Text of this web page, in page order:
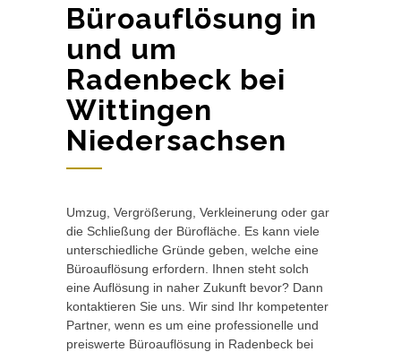
Büroauflösung in
und um
Radenbeck bei
Wittingen
Niedersachsen
Umzug, Vergrößerung, Verkleinerung oder gar
die Schließung der Bürofläche. Es kann viele
unterschiedliche Gründe geben, welche eine
Büroauflösung erfordern. Ihnen steht solch
eine Auflösung in naher Zukunft bevor? Dann
kontaktieren Sie uns. Wir sind Ihr kompetenter
Partner, wenn es um eine professionelle und
preiswerte Büroauflösung in Radenbeck bei